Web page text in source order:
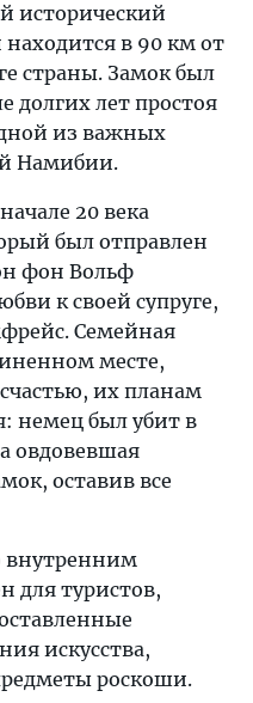
исторический
в 90 км от
страны. Замок был
долгих лет простоя
из важных
Намибии.
20 века
был отправлен
фон Вольф
к своей супруге,
Семейная
месте,
их планам
немец был убит в
овдовевшая
оставив все
внутренним
для туристов,
искусства,
роскоши.